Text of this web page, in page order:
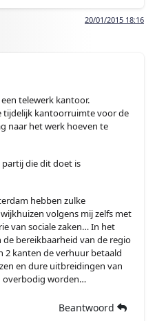
20/01/2015 18:16
telewerk kantoor.
tijdelijk kantoorruimte voor de
naar het werk hoeven te
die dit doet is
hebben zulke
volgens mij zelfs met
van sociale zaken… In het
bereikbaarheid van de regio
2 kanten de verhuur betaald
en dure uitbreidingen van
overbodig worden…
Beantwoord